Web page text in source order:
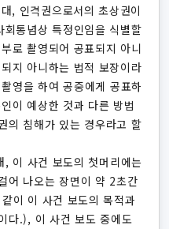
, 인격권으로서의 초상권이
통념상 특정인임을 식별할
로 촬영되어 공표되지 아니
지 아니하는 법적 보장이라
영을 하여 공중에게 공표하
이 예상한 것과 다른 방법
의 침해가 있는 경우라고 할
이 사건 보도의 첫머리에는
어 나오는 장면이 약 2초간
이 이 사건 보도의 목적과
다.), 이 사건 보도 중에도